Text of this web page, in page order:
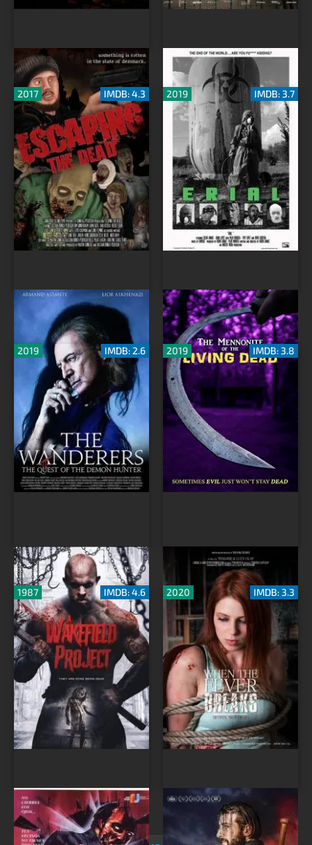
Спасаясь от мертвецов Взорванная пустошь
Странники: Квест
охотника на демонов
2017 IMDB: 4.3
Менониты. Живые
мертвецы
2019 IMDB: 3.7
Проект «Вейкфилд»
2019 IMDB: 2.6
Когда спадёт жар
2019 IMDB: 3.8
Покойся с миром
1987 IMDB: 4.6
Живи или дай умереть
2020 IMDB: 3.3